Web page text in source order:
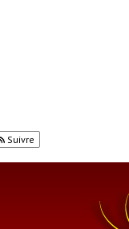
Suivre